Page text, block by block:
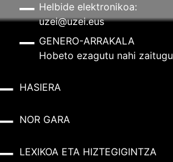
Helbide elektronikoa:
uzei@uzei.eus
GENERO-ARRAKALA
Hobeto ezagutu nahi zaitugu
HASIERA
NOR GARA
LEXIKOA ETA HIZTEGIGINTZA